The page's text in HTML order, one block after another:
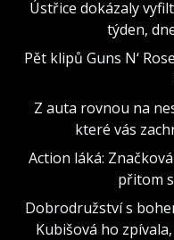
Ústřice dokázaly
týden,
Pět klipů Guns N‘
Z auta rovnou na
které vás
Action láká:
přitom
Dobrodružství s
Kubišová ho